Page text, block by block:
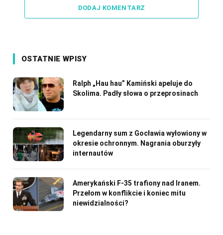
DODAJ KOMENTARZ
OSTATNIE WPISY
Ralph „Hau hau” Kamiński apeluje do
Skolima. Padły słowa o przeprosinach
Legendarny sum z Gocławia wyłowiony w
okresie ochronnym. Nagrania oburzyły
internautów
Amerykański F-35 trafiony nad Iranem.
Przełom w konflikcie i koniec mitu
niewidzialności?